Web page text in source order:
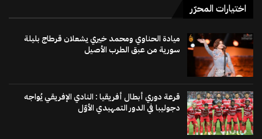
اختيارات المحرّر
ميادة الحناوي ومحمد خيري يشعلان قرطاج بليلة
سورية من عبق الطرب الأصيل
قرعة دوري أبطال أفريقيا : النادي الإفريقي يُواجه
دجوليبا في الدور التمهيدي الأوّل